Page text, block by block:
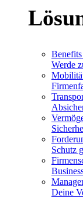
Werde
Schutz
Deine